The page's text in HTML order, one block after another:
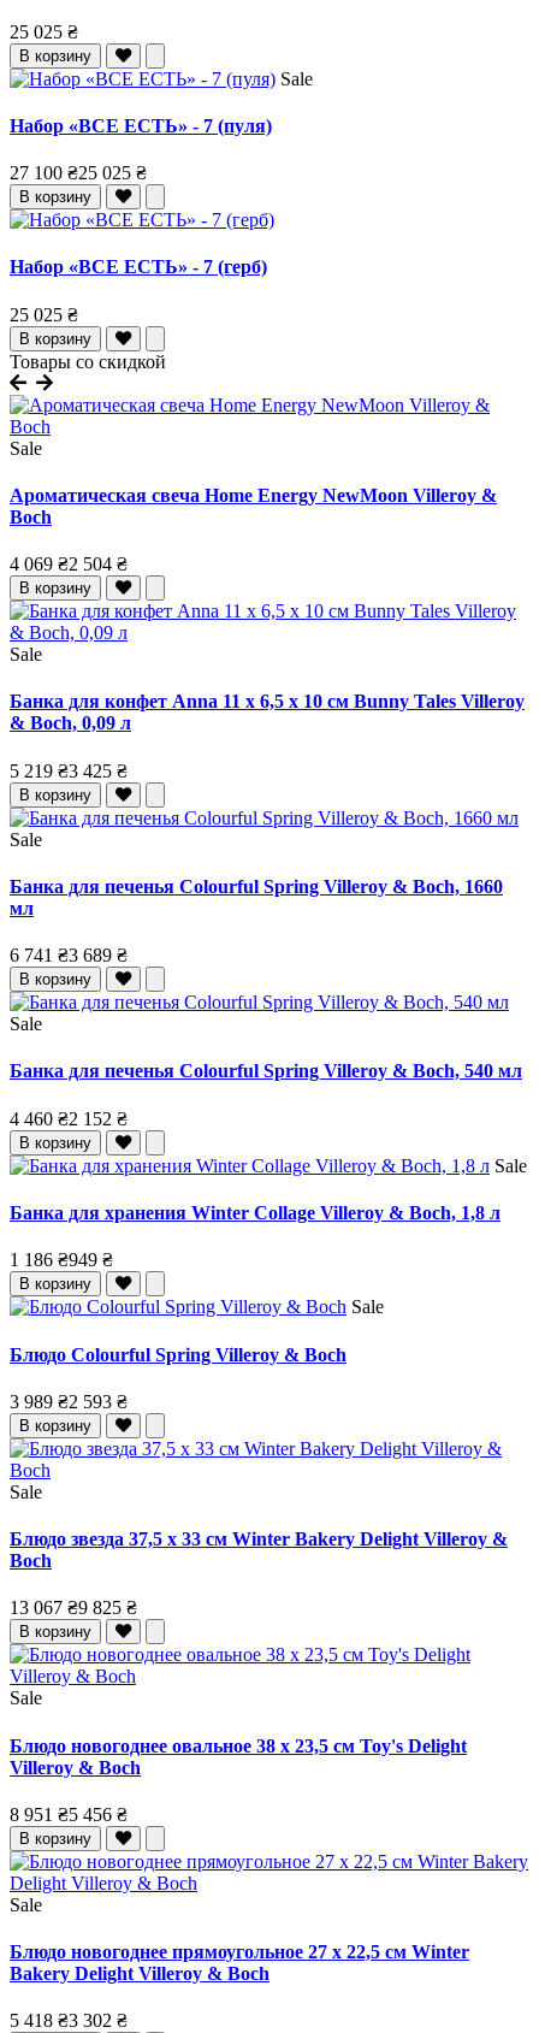
25 025 ₴
В корзину
Sale
Набор «ВСЕ ЕСТЬ» - 7 (пуля)
27 100 ₴25 025 ₴
В корзину
Набор «ВСЕ ЕСТЬ» - 7 (герб)
25 025 ₴
В корзину
Товары со скидкой
Sale
Ароматическая свеча Home Energy NewMoon Villeroy &
Boch
4 069 ₴2 504 ₴
В корзину
Sale
Банка для конфет Anna 11 x 6,5 x 10 см Bunny Tales Villeroy
& Boch, 0,09 л
5 219 ₴3 425 ₴
В корзину
Sale
Банка для печенья Colourful Spring Villeroy & Boch, 1660
мл
6 741 ₴3 689 ₴
В корзину
Sale
Банка для печенья Colourful Spring Villeroy & Boch, 540 мл
4 460 ₴2 152 ₴
В корзину
Sale
Банка для хранения Winter Collage Villeroy & Boch, 1,8 л
1 186 ₴949 ₴
В корзину
Sale
Блюдо Colourful Spring Villeroy & Boch
3 989 ₴2 593 ₴
В корзину
Sale
Блюдо звезда 37,5 x 33 см Winter Bakery Delight Villeroy &
Boch
13 067 ₴9 825 ₴
В корзину
Sale
Блюдо новогоднее овальное 38 x 23,5 см Toy's Delight
Villeroy & Boch
8 951 ₴5 456 ₴
В корзину
Sale
Блюдо новогоднее прямоугольное 27 x 22,5 см Winter
Bakery Delight Villeroy & Boch
5 418 ₴3 302 ₴